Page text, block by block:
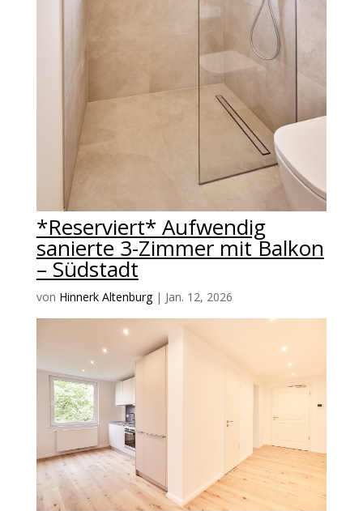
*Reserviert* Aufwendig
sanierte 3-Zimmer mit Balkon
– Südstadt
von Hinnerk Altenburg| Jan. 12, 2026